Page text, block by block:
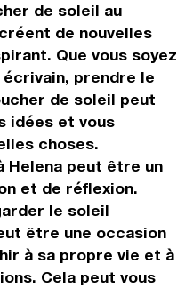
de soleil au
de nouvelles
Que vous soyez
prendre le
de soleil peut
idées et vous
choses.
Helena peut être un
et de réflexion.
le soleil
être une occasion
à sa propre vie et à
Cela peut vous